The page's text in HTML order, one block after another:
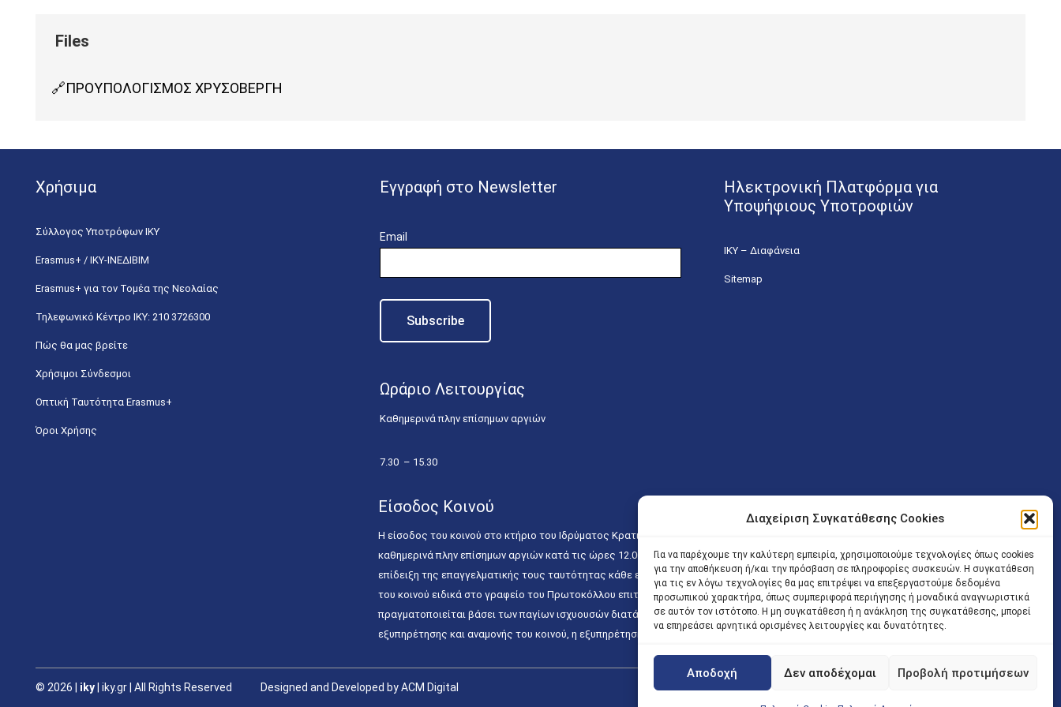
Διαχείριση Συγκατάθεσης Cookies
Για να παρέχουμε την καλύτερη εμπειρία, χρησιμοποιούμε τεχνολογίες όπως cookies
για την αποθήκευση ή/και την πρόσβαση σε πληροφορίες συσκευών. Η συγκατάθεση
για τις εν λόγω τεχνολογίες θα μας επιτρέψει να επεξεργαστούμε δεδομένα
προσωπικού χαρακτήρα, όπως συμπεριφορά περιήγησης ή μοναδικά αναγνωριστικά
σε αυτόν τον ιστότοπο. Η μη συγκατάθεση ή η ανάκληση της συγκατάθεσης, μπορεί
να επηρεάσει αρνητικά ορισμένες λειτουργίες και δυνατότητες.
Αποδοχή Δεν αποδέχομαι Προβολή προτιμήσεων
ΠΡΟΥΠΟΛΟΓΙΣΜΟΣ ΧΡΥΣΟΒΕΡΓΗ
Χρήσιμα
Σύλλογος Υποτρόφων ΙΚΥ
Erasmus+ / ΙΚΥ-ΙΝΕΔΙΒΙΜ
Erasmus+ για τον Τομέα της Νεολαίας
Τηλεφωνικό Κέντρο IKY: 210 3726300
Πώς θα μας βρείτε
Χρήσιμοι Σύνδεσμοι
Οπτική Ταυτότητα Erasmus+
Όροι Χρήσης
Εγγραφή στο Newsletter
Email
Ωράριο Λειτουργίας
Καθημερινά πλην επίσημων αργιών
7.30 – 15.30
Ηλεκτρονική Πλατφόρμα για
Υποψήφιους Υποτροφιών
ΙΚΥ – Διαφάνεια
Sitemap
Είσοδος Κοινού
Η είσοδος του κοινού στο κτήριο του Ιδρύματος Κρατικών Υποτροφιών (Λ. Εθνικής Αντιστάσεως 41 T.K.14234 Νέα Ιωνία), επιτρέπεται
καθημερινά πλην επίσημων αργιών κατά τις ώρες 12.00 – 15.00. Η είσοδος των Δικηγόρων στο κτήριο επιτρέπεται ελεύθερα με την
επίδειξη της επαγγελματικής τους ταυτότητας κάθε εργάσιμη ημέρα και ώρα χωρίς κανέναν χρονικό ή άλλο περιορισμό. Η είσοδος
του κοινού ειδικά στο γραφείο του Πρωτοκόλλου επιτρέπεται καθημερινά κατά τις ώρες 9.00 – 15.00. Η εξυπηρέτηση του κοινού
πραγματοποιείται βάσει των παγίων ισχυουσών διατάξεων. Για την αποφυγή συνωστισμού εντός του εσωτερικού χώρου
εξυπηρέτησης και αναμονής του κοινού, η εξυπηρέτησή του δύναται να πραγματοποιείται κατόπιν προγραμματισμένου ραντεβού.
© 2026 | iky| iky.gr | All Rights Reserved Designed and Developed by ACM Digital